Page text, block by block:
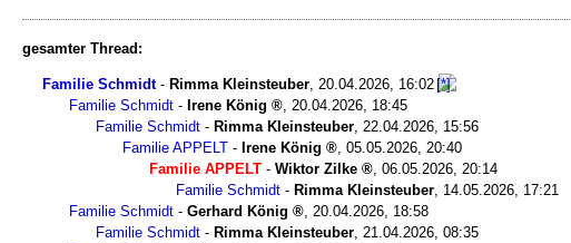
gesamter Thread:
Familie Schmidt- Rimma Kleinsteuber 20.04.2026, 16:02
Familie Schmidt - Irene König
20.04.2026, 18:45
Familie Schmidt - Rimma Kleinsteuber 22.04.2026, 15:56
Familie APPELT - Irene König
05.05.2026, 20:40
Familie APPELT - Wiktor Zilke
06.05.2026, 20:14
Familie Schmidt - Rimma Kleinsteuber 14.05.2026, 17:21
Familie Schmidt - Gerhard König
20.04.2026, 18:58
Familie Schmidt - Rimma Kleinsteuber 21.04.2026, 08:35